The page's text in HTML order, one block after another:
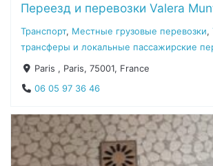
Переезд и перевозки Valera
Транспорт, Местные грузовые перевозки,
трансферы и локальные пассажирские
Paris , Paris, 75001, France
06 05 97 36 46